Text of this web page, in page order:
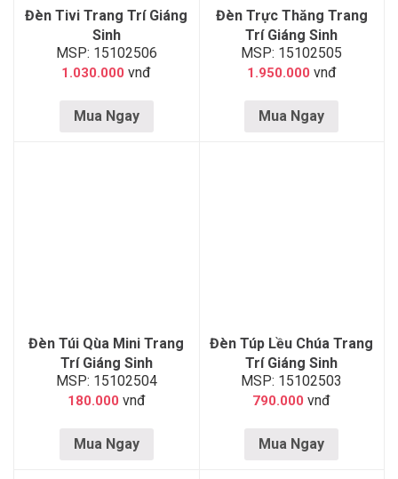
Đèn Tivi Trang Trí Giáng
Sinh
MSP: 15102506
1.030.000 vnđ
Mua Ngay
Đèn Trực Thăng Trang
Trí Giáng Sinh
MSP: 15102505
1.950.000 vnđ
Mua Ngay
Đèn Túi Qùa Mini Trang
Trí Giáng Sinh
MSP: 15102504
180.000 vnđ
Mua Ngay
Đèn Túp Lều Chúa Trang
Trí Giáng Sinh
MSP: 15102503
790.000 vnđ
Mua Ngay